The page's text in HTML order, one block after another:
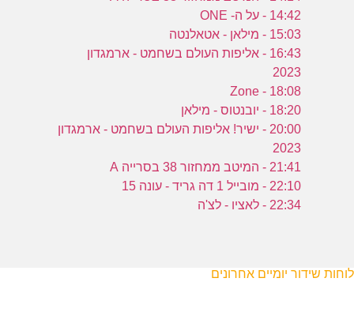
14:42 - על ה- ONE
15:03 - מילאן - אטאלנטה
16:43 - אליפות העולם בשחמט - ארמגדון
2023
18:08 - Zone
18:20 - יובנטוס - מילאן
20:00 - ישיר! אליפות העולם בשחמט - ארמגדון
2023
21:41 - המיטב ממחזור 38 בסרייה A
22:10 - מובייל 1 דה גריד - עונה 15
22:34 - לאציו - לצ'ה
לוחות שידור יומיים אחרונים